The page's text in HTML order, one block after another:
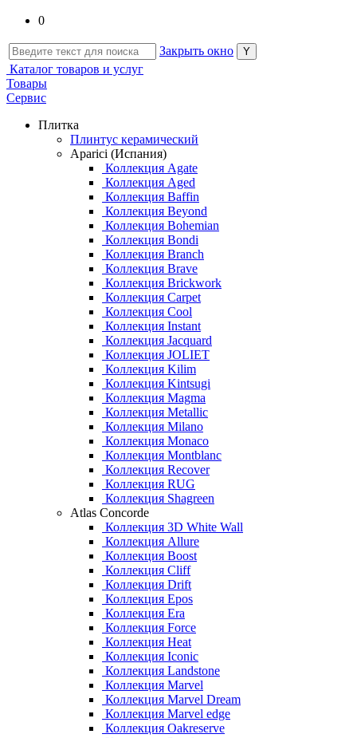
0
Закрыть окно
Каталог товаров и услуг
Товары
Сервис
Плитка
Плинтус керамический
Aparici (Испания)
Коллекция Agate
Коллекция Aged
Коллекция Baffin
Коллекция Beyond
Коллекция Bohemian
Коллекция Bondi
Коллекция Branch
Коллекция Brave
Коллекция Brickwork
Коллекция Carpet
Коллекция Cool
Коллекция Instant
Коллекция Jacquard
Коллекция JOLIET
Коллекция Kilim
Коллекция Kintsugi
Коллекция Magma
Коллекция Metallic
Коллекция Milano
Коллекция Monaco
Коллекция Montblanc
Коллекция Recover
Коллекция RUG
Коллекция Shagreen
Atlas Concorde
Коллекция 3D White Wall
Коллекция Allure
Коллекция Boost
Коллекция Cliff
Коллекция Drift
Коллекция Epos
Коллекция Era
Коллекция Force
Коллекция Heat
Коллекция Iconic
Коллекция Landstone
Коллекция Marvel
Коллекция Marvel Dream
Коллекция Marvel edge
Коллекция Oakreserve